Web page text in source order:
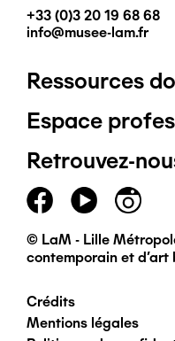
+33 (0)3 20 19 68 68
info@musee-lam.fr
Pied
de
page
principal
Ressources
Espace
Retrouvez-
© LaM - Lille
contemporain et d'art
Pied
Crédits
Mentions légales